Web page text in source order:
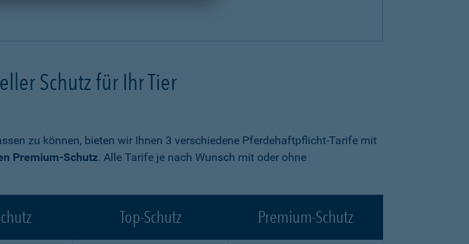
Schutz für Ihr Tier
zu können, bieten wir Ihnen 3 verschiedene Pferdehaftpflicht-Tarife mit
Premium-Schutz. Alle Tarife je nach Wunsch mit oder ohne
Top-Schutz Premium-Schutz